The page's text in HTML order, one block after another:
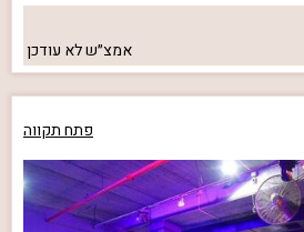
אמצ״שלא עודכן
פתח תקווה